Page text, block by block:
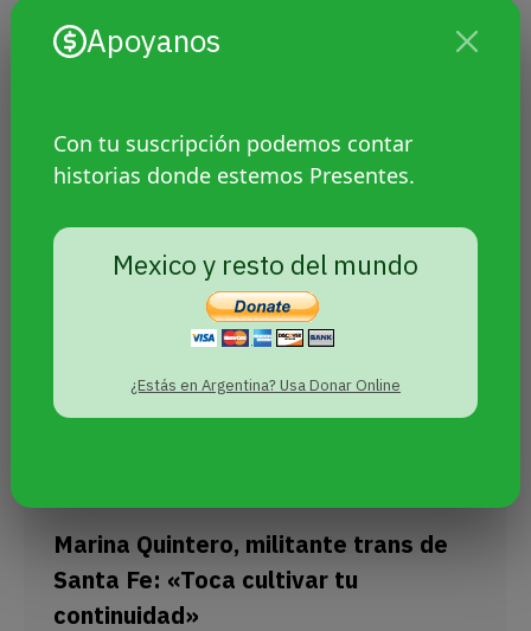
Apoyanos
Con tu suscripción podemos contar
historias donde estemos Presentes.
Mexico y resto del mundo
¿Estás en Argentina? Usa Donar Online
Yucatán está en desacato por no
Marina Quintero, militante trans de
Santa Fe: «Toca cultivar tu
continuidad»